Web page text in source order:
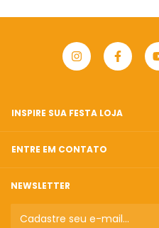
INSPIRE SUA FESTA LOJA
ENTRE EM CONTATO
NEWSLETTER